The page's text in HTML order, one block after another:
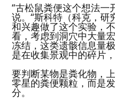
“古松鼠粪便这个想法一
说。“斯科特（科克，
和兴趣做了这个实验，
看，考虑到洞穴中大量
冻结，这类遗骸信息量
是在收集景观中的碎片
要判断某物是粪化物，
零星的粪便颗粒，而是
分。